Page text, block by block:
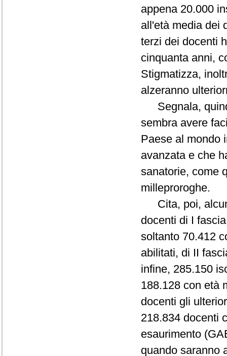
appena 20.000
all'età media dei
terzi dei docenti
cinquanta anni,
Stigmatizza,
alzeranno
Segnala,
sembra avere
Paese al mondo
avanzata e che
sanatorie, come
milleproroghe.
Cita, poi,
docenti di I
soltanto 70.412
abilitati, di II
infine, 285.150
188.128 con età
docenti gli
218.834 docenti
esaurimento
quando saranno